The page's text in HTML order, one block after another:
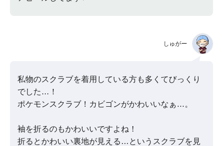
しゅがー
私物のスクラブを着用している方も多くてびっくり
でした…！
ポケモンスクラブ！カビゴンがかわいいなぁ…。
袖を折るのもかわいいですよね！
折るとかわいい裏地が見える…というスクラブを見